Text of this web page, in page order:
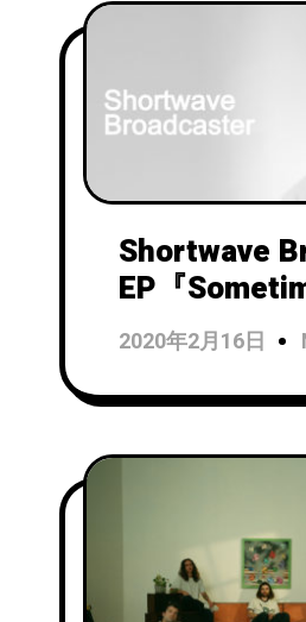
Shortwave
EP『
日にリリー
2020年2月16日